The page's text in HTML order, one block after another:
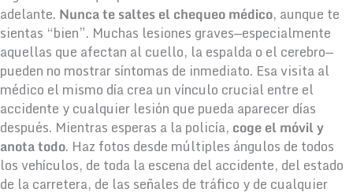
adelante. Nunca te saltes el chequeo médico, aunque te
sientas “bien”. Muchas lesiones graves—especialmente
aquellas que afectan al cuello, la espalda o el cerebro—
pueden no mostrar síntomas de inmediato. Esa visita al
médico el mismo día crea un vínculo crucial entre el
accidente y cualquier lesión que pueda aparecer días
después. Mientras esperas a la policía, coge el móvil y
anota todo. Haz fotos desde múltiples ángulos de todos
los vehículos, de toda la escena del accidente, del estado
de la carretera, de las señales de tráfico y de cualquier